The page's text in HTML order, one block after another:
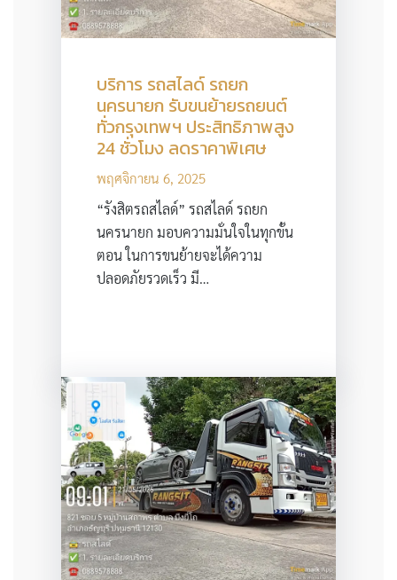
บริการ รถสไลด์ รถยก
นครนายก รับขนย้ายรถยนต์
ทั่วกรุงเทพฯ ประสิทธิภาพสูง
24 ชั่วโมง ลดราคาพิเศษ
พฤศจิกายน 6, 2025
“รังสิตรถสไลด์” รถสไลด์ รถยก
นครนายก มอบความมั่นใจในทุกขั้น
ตอน ในการขนย้ายจะได้ความ
ปลอดภัยรวดเร็ว มี…